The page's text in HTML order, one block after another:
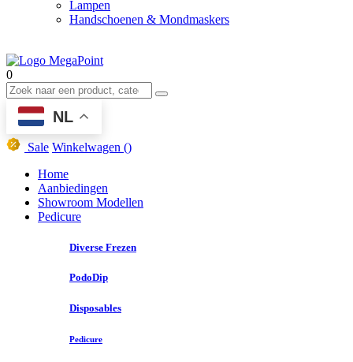
Lampen
Handschoenen & Mondmaskers
0
NL
Sale Winkelwagen ()
Home
Aanbiedingen
Showroom Modellen
Pedicure
Diverse Frezen
PodoDip
Disposables
Pedicure